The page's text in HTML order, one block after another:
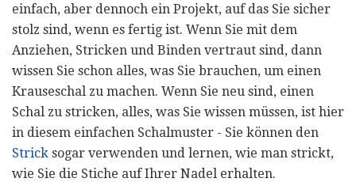
einfach, aber dennoch ein Projekt, auf das Sie sicher
stolz sind, wenn es fertig ist. Wenn Sie mit dem
Anziehen, Stricken und Binden vertraut sind, dann
wissen Sie schon alles, was Sie brauchen, um einen
Krauseschal zu machen. Wenn Sie neu sind, einen
Schal zu stricken, alles, was Sie wissen müssen, ist hier
in diesem einfachen Schalmuster - Sie können den
Strick sogar verwenden und lernen, wie man strickt,
wie Sie die Stiche auf Ihrer Nadel erhalten.